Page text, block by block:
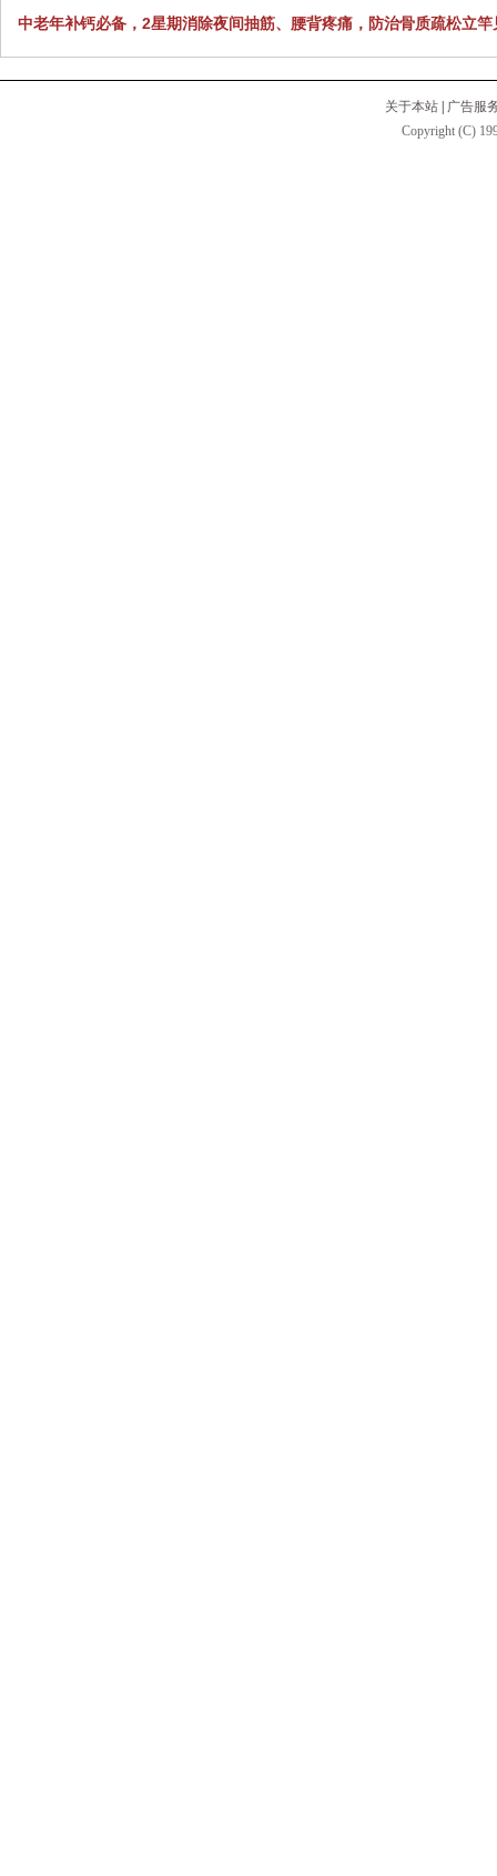
中老年补钙必备，2星期消除夜间抽筋、腰背疼痛，防治骨质疏松立竿
关于本站 | 广告服
Copyright (C)